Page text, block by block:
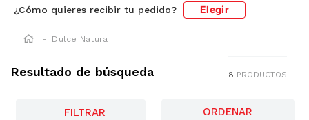
¿Cómo quieres recibir tu pedido? Elegir
Dulce Natura
Resultado de búsqueda 8 PRODUCTOS
FILTRAR